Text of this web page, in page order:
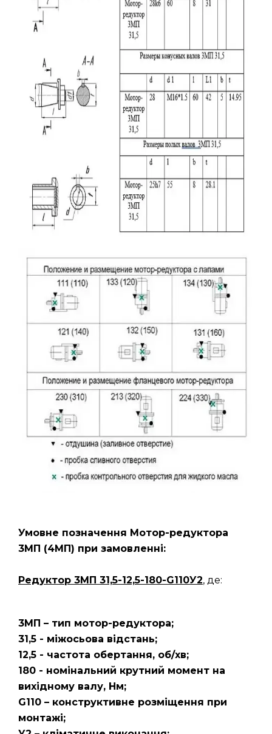
Умовне позначення Мотор-редуктора
3МП (4МП) при замовленні:
Редуктор 3МП 31,5-12,5-180-G110У2, де:
3МП – тип мотор-редуктора;
31,5 - міжосьова відстань;
12,5 - частота обертання, об/хв;
180 - номінальний крутний момент на
вихідному валу, Нм;
G110 – конструктивне розміщення при
монтажі;